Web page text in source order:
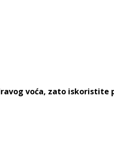
voća, zato iskoristite